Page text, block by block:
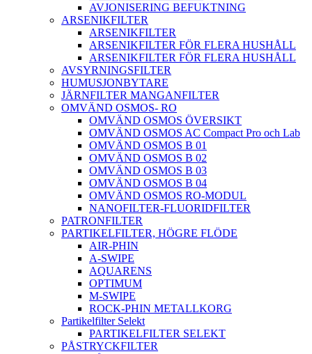
AVJONISERING BEFUKTNING
ARSENIKFILTER
ARSENIKFILTER
ARSENIKFILTER FÖR FLERA HUSHÅLL
ARSENIKFILTER FÖR FLERA HUSHÅLL
AVSYRNINGSFILTER
HUMUSJONBYTARE
JÄRNFILTER MANGANFILTER
OMVÄND OSMOS- RO
OMVÄND OSMOS ÖVERSIKT
OMVÄND OSMOS AC Compact Pro och Lab
OMVÄND OSMOS B 01
OMVÄND OSMOS B 02
OMVÄND OSMOS B 03
OMVÄND OSMOS B 04
OMVÄND OSMOS RO-MODUL
NANOFILTER-FLUORIDFILTER
PATRONFILTER
PARTIKELFILTER, HÖGRE FLÖDE
AIR-PHIN
A-SWIPE
AQUARENS
OPTIMUM
M-SWIPE
ROCK-PHIN METALLKORG
Partikelfilter Selekt
PARTIKELFILTER SELEKT
PÅSTRYCKFILTER